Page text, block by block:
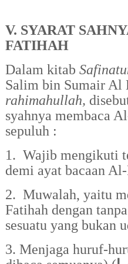
V. SYARAT
FATIHAH
Dalam kitab
Salim bin Sumair Al
rahimahullah,
syahnya membaca
sepuluh :
1. Wajib mengikuti
demi ayat bacaan
2. Muwalah, yaitu
Fatihah dengan
sesuatu yang bukan
3. Menjaga huruf-